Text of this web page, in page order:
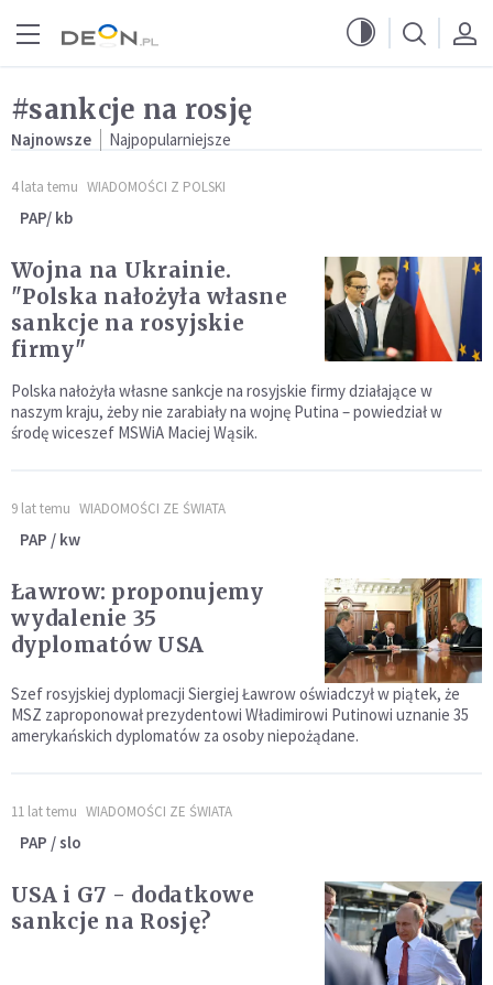
#sankcje na rosję
Najnowsze Najpopularniejsze
4 lata temu WIADOMOŚCI Z POLSKI
PAP/ kb
Wojna na Ukrainie.
"Polska nałożyła własne
sankcje na rosyjskie
firmy"
Polska nałożyła własne sankcje na rosyjskie firmy działające w
naszym kraju, żeby nie zarabiały na wojnę Putina – powiedział w
środę wiceszef MSWiA Maciej Wąsik.
9 lat temu WIADOMOŚCI ZE ŚWIATA
PAP / kw
Ławrow: proponujemy
wydalenie 35
dyplomatów USA
Szef rosyjskiej dyplomacji Siergiej Ławrow oświadczył w piątek, że
MSZ zaproponował prezydentowi Władimirowi Putinowi uznanie 35
amerykańskich dyplomatów za osoby niepożądane.
11 lat temu WIADOMOŚCI ZE ŚWIATA
PAP / slo
USA i G7 - dodatkowe
sankcje na Rosję?